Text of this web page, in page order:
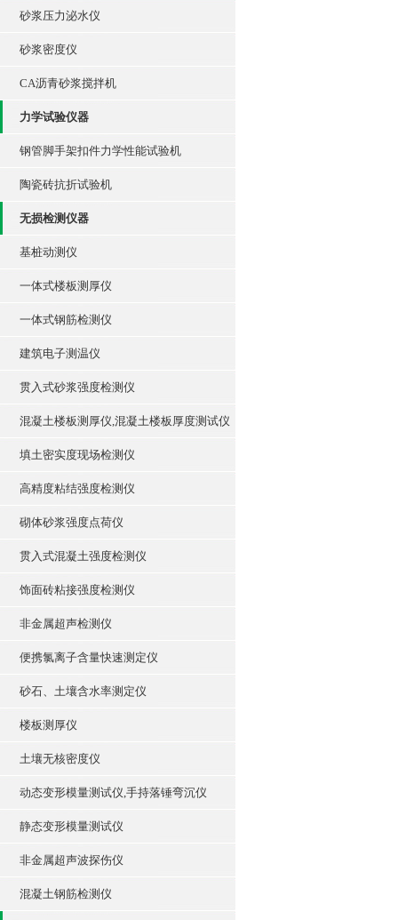
砂浆压力泌水仪
砂浆密度仪
CA沥青砂浆搅拌机
力学试验仪器
钢管脚手架扣件力学性能试验机
陶瓷砖抗折试验机
无损检测仪器
基桩动测仪
一体式楼板测厚仪
一体式钢筋检测仪
建筑电子测温仪
贯入式砂浆强度检测仪
混凝土楼板测厚仪,混凝土楼板厚度测试仪
填土密实度现场检测仪
高精度粘结强度检测仪
砌体砂浆强度点荷仪
贯入式混凝土强度检测仪
饰面砖粘接强度检测仪
非金属超声检测仪
便携氯离子含量快速测定仪
砂石、土壤含水率测定仪
楼板测厚仪
土壤无核密度仪
动态变形模量测试仪,手持落锤弯沉仪
静态变形模量测试仪
非金属超声波探伤仪
混凝土钢筋检测仪